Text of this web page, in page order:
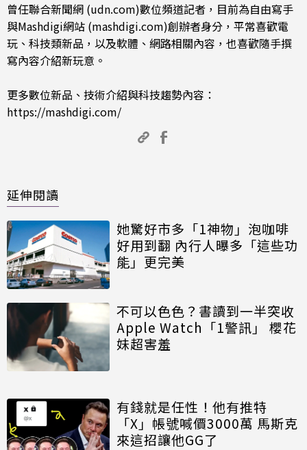
曾任聯合新聞網 (udn.com)數位頻道記者，目前為自由寫手
與Mashdigi網站 (mashdigi.com)創辦者身分，平常喜歡電
玩、科技類新品，以及軟體、網路相關內容，也喜歡隨手撰
寫內容介紹新玩意。
更多數位新品、技術介紹與科技趨勢內容：
https://mashdigi.com/
延伸閱讀
她驚好市多「1神物」泡咖啡
好用到翻 內行人曝多「這些功
能」更完美
不可以色色？書讀到一半突收
Apple Watch「1警訊」 櫻花
妹超害羞
有錢就是任性！他有推特
「X」帳號喊價3000萬 馬斯克
來這招讓他GG了